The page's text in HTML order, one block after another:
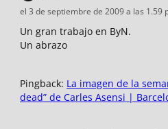
el 3 de septiembre de 2009 a las 1.59
Un gran trabajo en ByN.
Un abrazo
Pingback: La imagen de la
dead” de Carles Asensi |